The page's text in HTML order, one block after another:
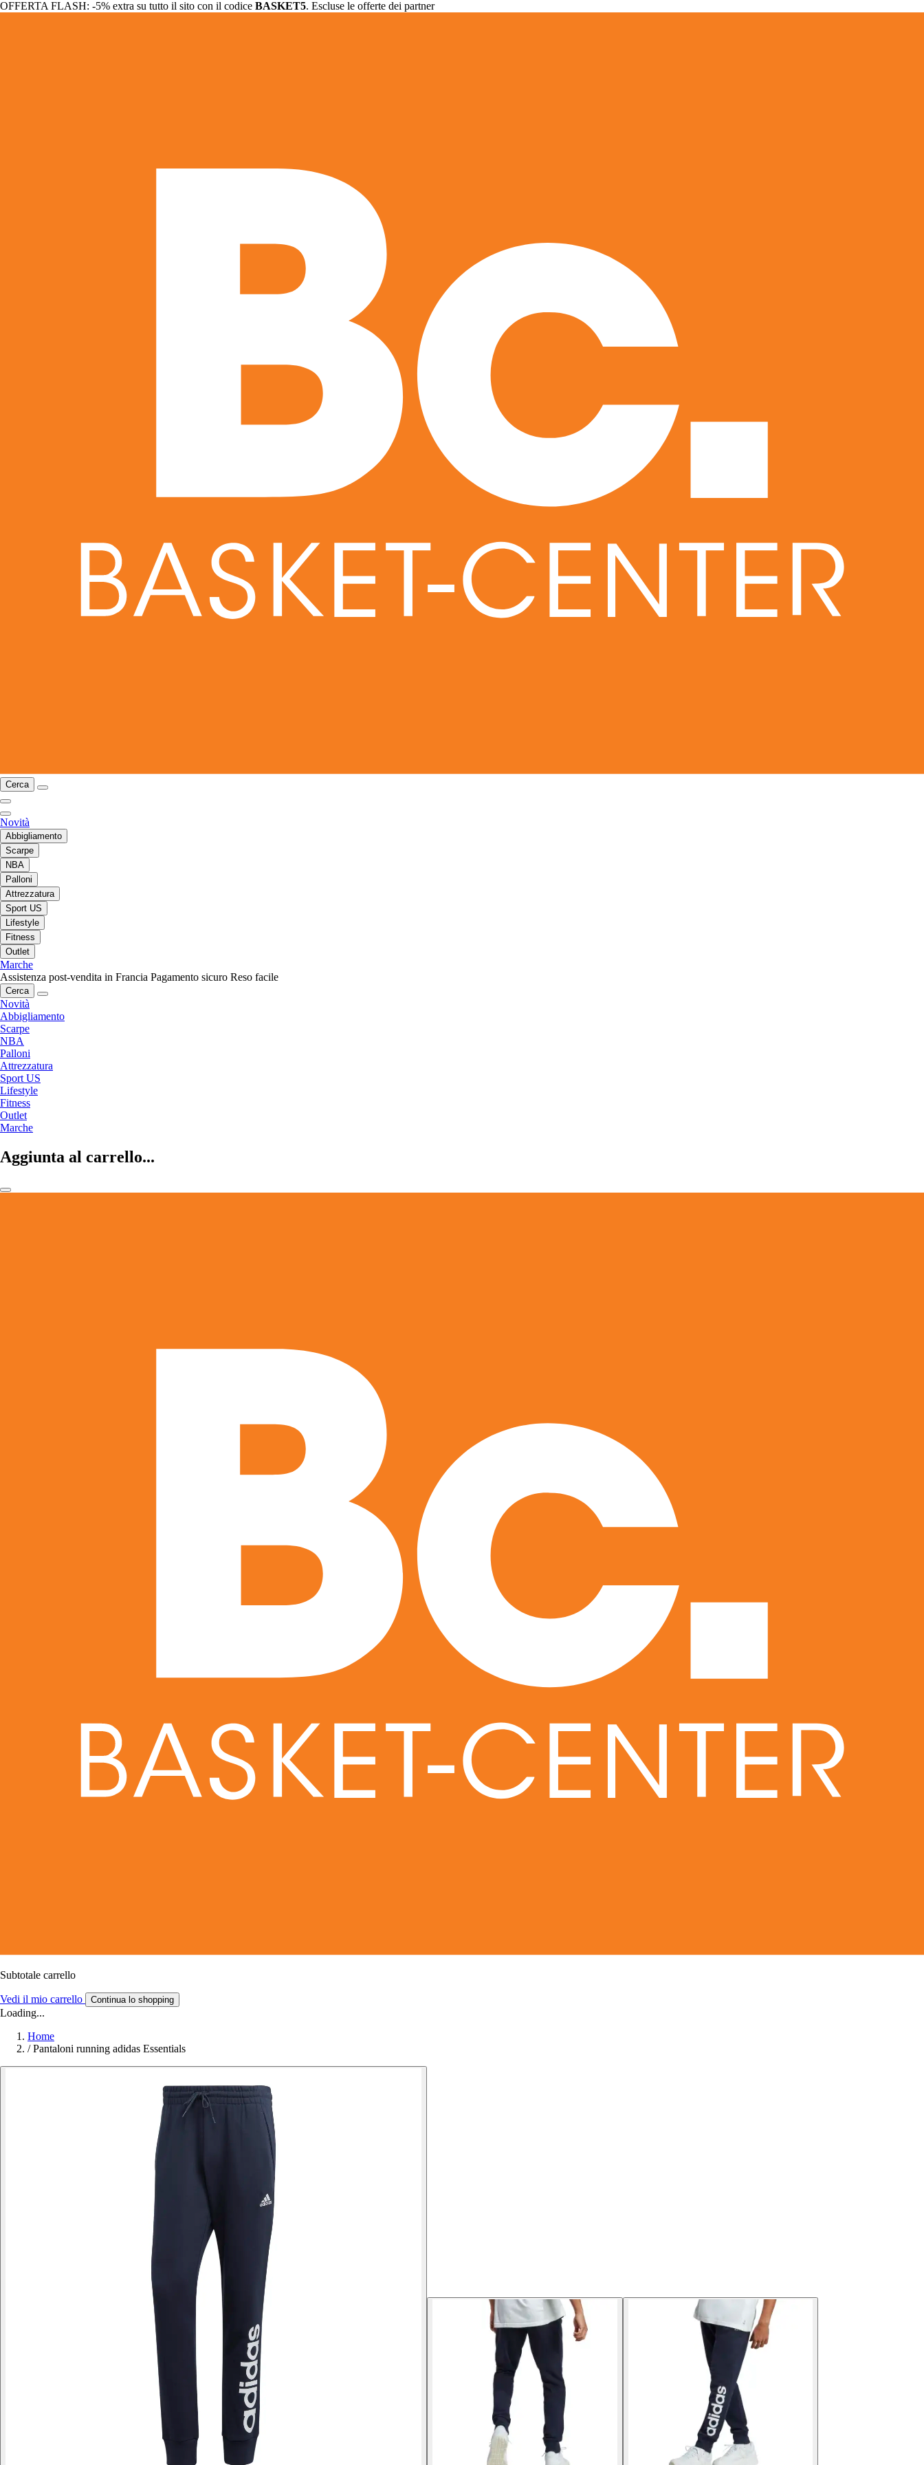
OFFERTA FLASH: -5% extra su tutto il sito con il codice BASKET5. Escluse le offerte dei partner
Cerca
Novità
Abbigliamento
Scarpe
NBA
Palloni
Attrezzatura
Sport US
Lifestyle
Fitness
Outlet
Marche
Assistenza post-vendita in Francia Pagamento sicuro Reso facile
Cerca
Novità
Abbigliamento
Scarpe
NBA
Palloni
Attrezzatura
Sport US
Lifestyle
Fitness
Outlet
Marche
Aggiunta al carrello...
Subtotale carrello
Vedi il mio carrello Continua lo shopping
Loading...
Home
/ Pantaloni running adidas Essentials